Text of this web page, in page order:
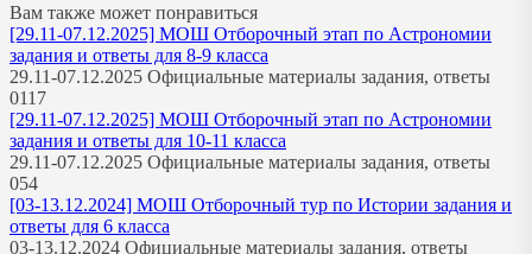
Вам также может понравиться
[29.11-07.12.2025] МОШ Отборочный этап по Астрономии
задания и ответы для 8-9 класса
29.11-07.12.2025 Официальные материалы задания, ответы
0117
[29.11-07.12.2025] МОШ Отборочный этап по Астрономии
задания и ответы для 10-11 класса
29.11-07.12.2025 Официальные материалы задания, ответы
054
[03-13.12.2024] МОШ Отборочный тур по Истории задания и
ответы для 6 класса
03-13.12.2024 Официальные материалы задания, ответы